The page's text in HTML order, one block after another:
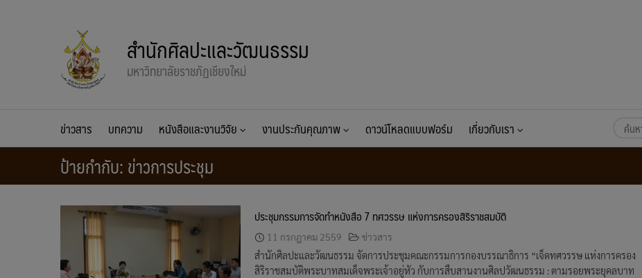
สำนักศิลปะและวัฒนธรรม
มหาวิทยาลัยราชภัฏเชียงใหม่
ข่าวสาร บทความ หนังสือและงานวิจัย งานประกันคุณภาพ ดาวน์โหลดแบบฟอร์ม เกี่ยวกับเรา
ค้นหา
สำหรับ:
ป้ายกำกับ:ข่าวการประชุม
ประชุมกรรมการจัดทำหนังสือ 7 ทศวรรษ แห่งการครองสิริราชสมบัติ
11 กรกฎาคม 2559
ข่าวสาร
สำนักศิลปะและวัฒนธรรม จัดการประชุมคณะกรรมการกองบรรณาธิการ “เจ็ดทศวรรษ แห่งการครอง
สิริราชสมบัติพระบาทสมเด็จพระเจ้าอยู่หัว กับการสืบสานงานศิลปวัฒนธรรม : ตามรอยพระยุคลบาท